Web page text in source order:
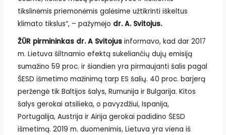
tikslinėmis priemonėmis galėsime užtikrinti iškeltus
klimato tikslus“, – pažymėjo dr. A. Svitojus.
ŽŪR pirmininkas dr. A Svitojusinformavo, kad dar 2017
m. Lietuva šiltnamio efektą sukeliančių dujų emisiją
sumažino 59 proc. ir šiandien yra pirmaujanti šalis pagal
ŠESD išmetimo mažinimą tarp ES šalių. 40 proc. barjerą
peržengė tik Baltijos šalys, Rumunija ir Bulgarija. Kitos
šalys gerokai atsilieka, o pavyzdžiui, Ispanija,
Portugalija, Austrija ir Airija gerokai padidino ŠESD
išmetimą. 2019 m. duomenimis, Lietuva yra viena iš